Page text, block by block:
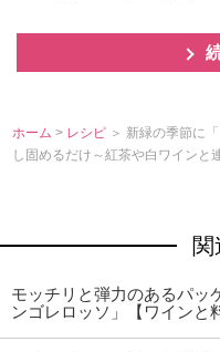
ホーム > レシピ ＞ 新緑の季節に
し固めるだけ～紅茶や白ワインと
関
モッチリと弾力のあるパッ
ンゴレロッソ」【ワインと